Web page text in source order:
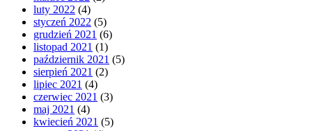
luty 2022 (4)
styczeń 2022 (5)
grudzień 2021 (6)
listopad 2021 (1)
październik 2021 (5)
sierpień 2021 (2)
lipiec 2021 (4)
czerwiec 2021 (3)
maj 2021 (4)
kwiecień 2021 (5)